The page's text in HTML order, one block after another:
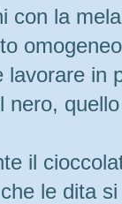
con la
lavorare in
nero,
il
le dita